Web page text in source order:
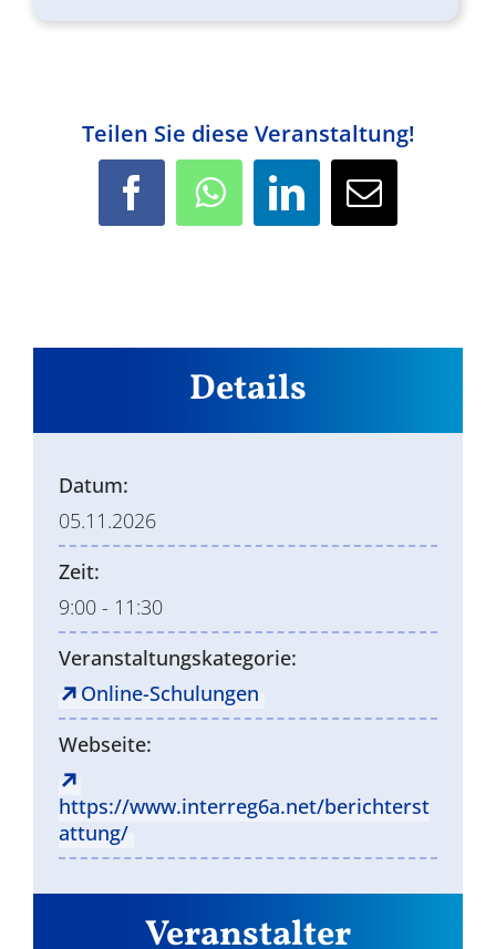
Teilen Sie diese Veranstaltung!
Facebook WhatsApp LinkedIn
E-
Details
Datum:
05.11.2026
Zeit:
9:00 - 11:30
Veranstaltungskategorie:
Online-Schulungen
Webseite:
https://www.interreg6a.net/berichterst
attung/
Veranstalter